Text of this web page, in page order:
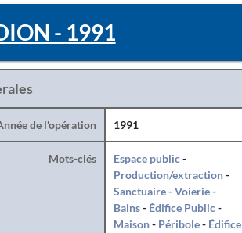
- 1991
de l'opération 1991
Mots-clés Espace public-
Production/extraction-
Sanctuaire-Voierie-
Bains- Édifice Public-
Maison- Péribole- Édifice